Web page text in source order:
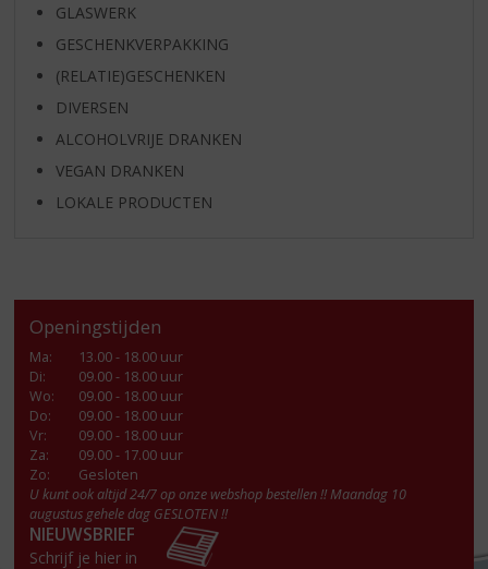
GLASWERK
GESCHENKVERPAKKING
(RELATIE)GESCHENKEN
DIVERSEN
ALCOHOLVRIJE DRANKEN
VEGAN DRANKEN
LOKALE PRODUCTEN
Openingstijden
Ma:
13.00 - 18.00 uur
Di:
09.00 - 18.00 uur
Wo:
09.00 - 18.00 uur
Do:
09.00 - 18.00 uur
Vr:
09.00 - 18.00 uur
Za:
09.00 - 17.00 uur
Zo:
Gesloten
U kunt ook altijd 24/7 op onze webshop bestellen !! Maandag 10
augustus gehele dag GESLOTEN !!
NIEUWSBRIEF
Schrijf je hier in